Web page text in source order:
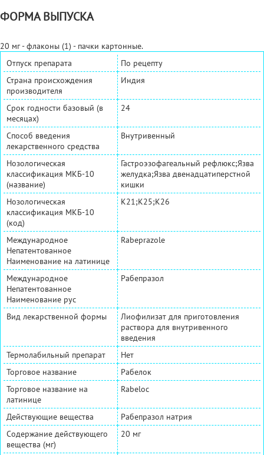
ФОРМА ВЫПУСКА
20 мг - флаконы (1) - пачки картонные.
Отпуск препарата
По рецепту
Страна происхождения
производителя
Индия
Срок годности базовый (в
месяцах)
24
Способ введения
лекарственного средства
Внутривенный
Нозологическая
классификация МКБ-10
(название)
Гастроэзофагеальный рефлюкс;Язва
желудка;Язва двенадцатиперстной
кишки
Нозологическая
классификация МКБ-10
(код)
K21;K25;K26
Международное
Непатентованное
Наименование на латинице
Rabeprazole
Международное
Непатентованное
Наименование рус
Рабепразол
Вид лекарственной формы
Лиофилизат для приготовления
раствора для внутривенного
введения
Термолабильный препарат
Нет
Торговое название
Рабелок
Торговое название на
латинице
Rabeloc
Действующие вещества
Рабепразол натрия
Содержание действующего
вещества (мг)
20 мг